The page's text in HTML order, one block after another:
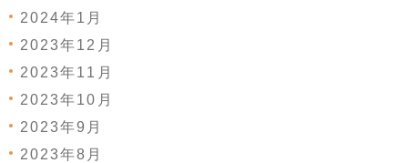
2024年1月
2023年12月
2023年11月
2023年10月
2023年9月
2023年8月